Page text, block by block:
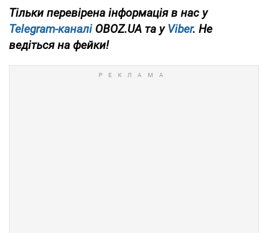
Тільки перевірена інформація в нас у
Telegram-каналіOBOZ.UA та уViber. Не
ведіться на фейки!